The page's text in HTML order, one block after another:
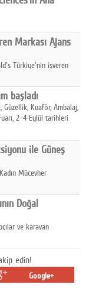
satın alma hamlesini
Markası Ajans
Türkiye'nin işveren
başladı
Güzellik, Kuaför, Ambalaj,
2–4 Eylül tarihleri
ile Güneş
Mücevher
Doğal
ve karavan
içerikli ürünleri tercih
edin!
Google+